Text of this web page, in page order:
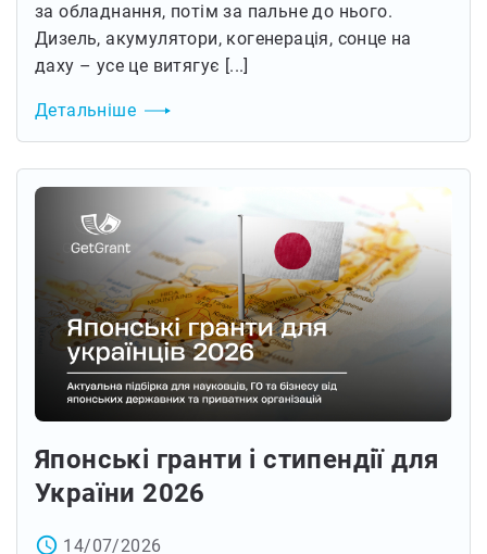
за обладнання, потім за пальне до нього.
Дизель, акумулятори, когенерація, сонце на
даху – усе це витягує [...]
Детальніше
Японські гранти і стипендії для
України 2026
access_time 14/07/2026